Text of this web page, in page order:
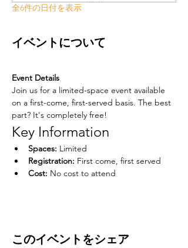
全6件の日付を表示
イベントについて
Event Details
Join us for a limited-space event available
on a first-come, first-served basis. The best
part? It's completely free!
Key Information
Spaces: Limited
Registration: First come, first served
Cost: No cost to attend
このイベントをシェア